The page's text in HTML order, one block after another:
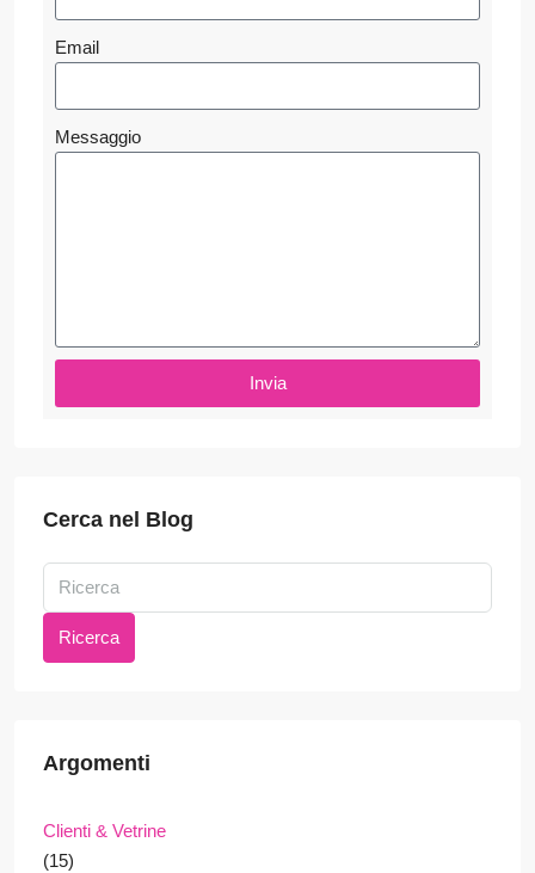
Email
Messaggio
Invia
Cerca nel Blog
Ricerca
Argomenti
Clienti & Vetrine
(15)